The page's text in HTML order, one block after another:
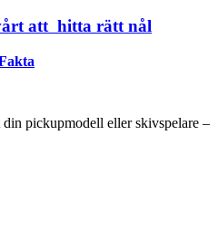
att hitta rätt nål
pickupmodell eller skivspelare –